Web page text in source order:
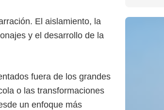
El aislamiento, la
y el desarrollo de la
fuera de los grandes
o las transformaciones
un enfoque más